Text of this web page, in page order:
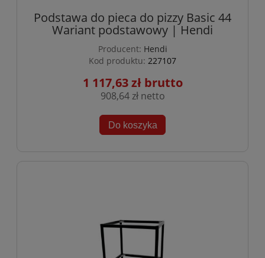
Podstawa do pieca do pizzy Basic 44
Wariant podstawowy | Hendi
Producent: Hendi
Kod produktu: 227107
1 117,63 zł
908,64 zł
Do koszyka